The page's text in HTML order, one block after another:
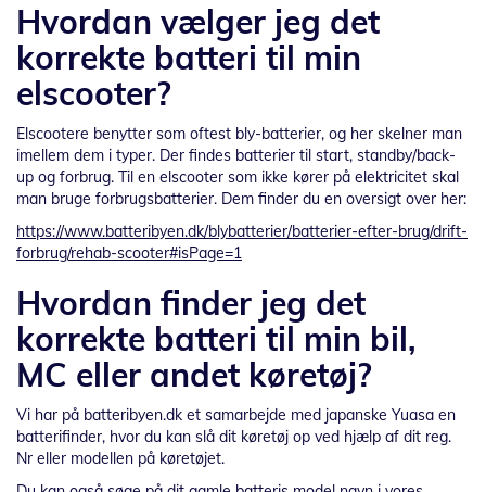
Hvordan vælger jeg det
korrekte batteri til min
elscooter?
Elscootere benytter som oftest bly-batterier, og her skelner man
imellem dem i typer. Der findes batterier til start, standby/back-
up og forbrug. Til en elscooter som ikke kører på elektricitet skal
man bruge forbrugsbatterier. Dem finder du en oversigt over her:
https://www.batteribyen.dk/blybatterier/batterier-efter-brug/drift-
forbrug/rehab-scooter#isPage=1
Hvordan finder jeg det
korrekte batteri til min bil,
MC eller andet køretøj?
Vi har på batteribyen.dk et samarbejde med japanske Yuasa en
batterifinder, hvor du kan slå dit køretøj op ved hjælp af dit reg.
Nr eller modellen på køretøjet.